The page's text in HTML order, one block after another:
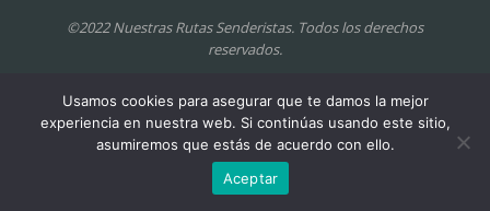
©2022 Nuestras Rutas Senderistas. Todos los derechos
reservados.
Funciona con Fluida WordPress.
Usamos cookies para asegurar que te damos la mejor
experiencia en nuestra web. Si continúas usando este sitio,
asumiremos que estás de acuerdo con ello.
Aceptar